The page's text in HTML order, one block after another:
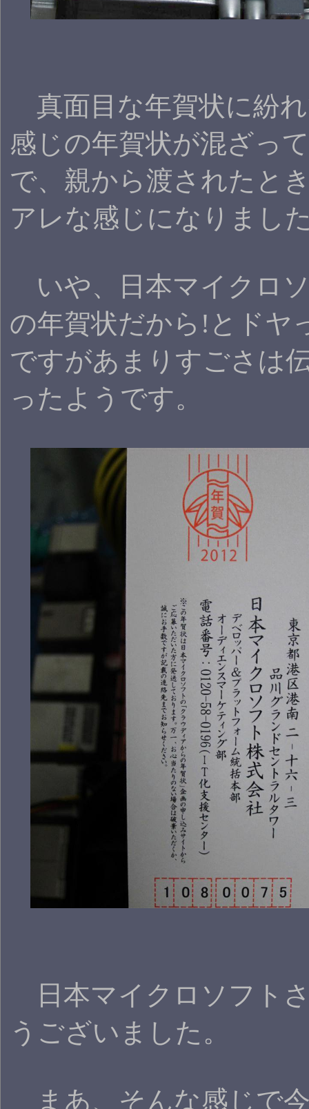
真面目な年賀状に紛
感じの年賀状が混ざっ
で、親から渡されたと
アレな感じになりまし
いや、日本マイクロ
の年賀状だから!とドヤ
ですがあまりすごさは
ったようです。
日本マイクロソフト
うございました。
まあ、そんな感じで